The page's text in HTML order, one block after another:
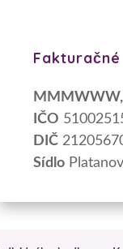
MMMWWW,
IČO
DIČ
Sídlo